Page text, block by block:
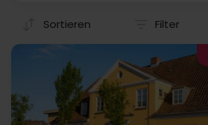
Sortieren Filter